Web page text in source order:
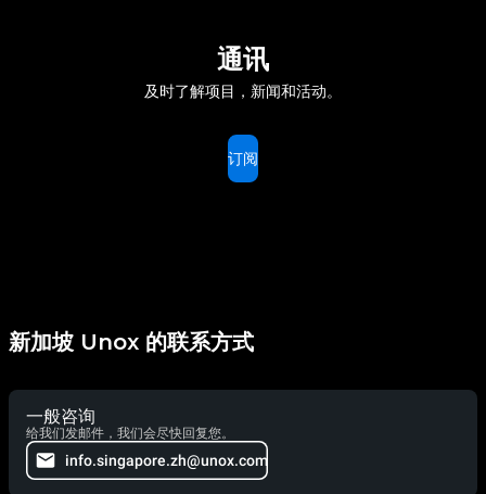
通讯
及时了解项目，新闻和活动。
订阅
新加坡 Unox 的联系方式
一般咨询
给我们发邮件，我们会尽快回复您。
info.singapore.zh@unox.com